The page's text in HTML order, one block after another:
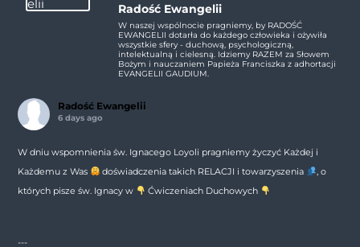
Radość Ewangelii
W naszej wspólnocie pragniemy, by RADOŚĆ
EWANGELII dotarła do każdego człowieka i ożywiła
wszystkie sfery - duchową, psychologiczną,
intelektualną i cielesną. Idziemy RAZEM za Słowem
Bożym i nauczaniem Papieża Franciszka z adhortacji
EVANGELII GAUDIUM.
Radość Ewangelii
6 days ago
W dniu wspomnienia św. Ignacego Loyoli pragniemy życzyć Każdej i
Każdemu z Was
doświadczenia takich RELACJI i towarzyszenia
, o
których pisze św. Ignacy w
Ćwiczeniach Duchowych
---